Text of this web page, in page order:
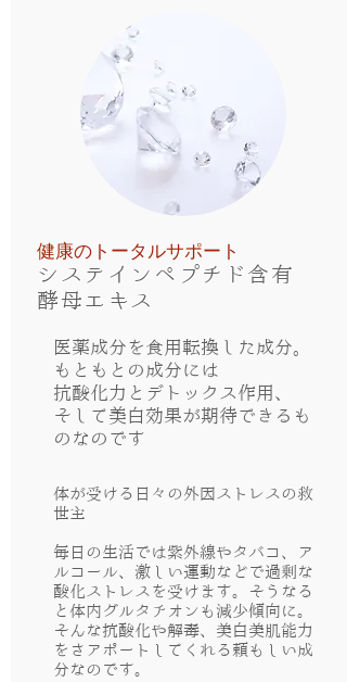
健康のトータルサポート
システインペプチド含有
酵母エキス
医薬成分を食用転換した成分。
もともとの成分には
抗酸化力とデトックス作用、
そして美白効果が期待できるも
のなのです
体が受ける日々の外因ストレスの救
世主
​毎日の生活では紫外線やタバコ、ア
ルコール、激しい運動などで過剰な
酸化ストレスを受けます。そうなる
と体内グルタチオンも減少傾向に。
そんな抗酸化や解毒、美白美肌能力
をさアポートしてくれる頼もしい成
分なのです。